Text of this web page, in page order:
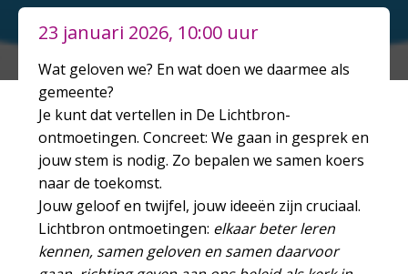
23 januari 2026, 10:00 uur
Wat geloven we? En wat doen we daarmee als
gemeente?
Je kunt dat vertellen in De Lichtbron-
ontmoetingen. Concreet: We gaan in gesprek en
jouw stem is nodig. Zo bepalen we samen koers
naar de toekomst.
Jouw geloof en twijfel, jouw ideeën zijn cruciaal.
Lichtbron ontmoetingen: elkaar beter leren
kennen, samen geloven en samen daarvoor